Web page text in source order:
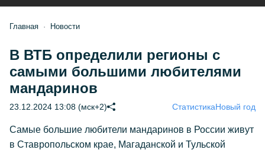
Главная Новости
В ВТБ определили регионы с
самыми большими любителями
мандаринов
23.12.2024 13:08 (мск+2) СтатистикаНовый год
Самые большие любители мандаринов в России живут
в Ставропольском крае, Магаданской и Тульской